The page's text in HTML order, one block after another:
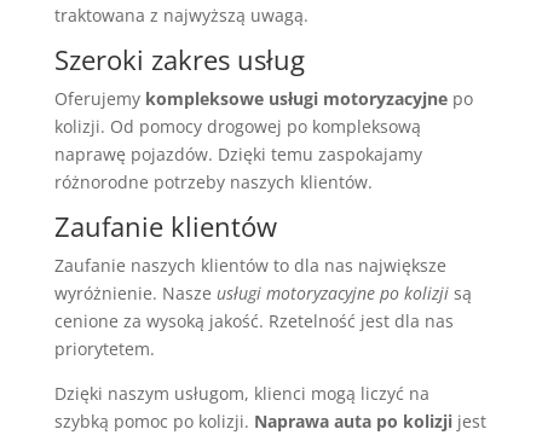
traktowana z najwyższą uwagą.
Szeroki zakres usług
Oferujemy kompleksowe usługi motoryzacyjnepo
kolizji. Od pomocy drogowej po kompleksową
naprawę pojazdów. Dzięki temu zaspokajamy
różnorodne potrzeby naszych klientów.
Zaufanie klientów
Zaufanie naszych klientów to dla nas największe
wyróżnienie. Nasze usługi motoryzacyjne po kolizjisą
cenione za wysoką jakość. Rzetelność jest dla nas
priorytetem.
Dzięki naszym usługom, klienci mogą liczyć na
szybką pomoc po kolizji. Naprawa auta po kolizjijest